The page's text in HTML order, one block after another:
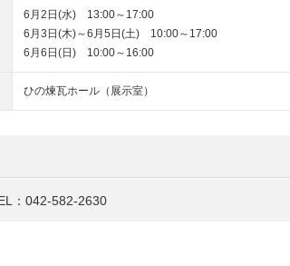
6月2日(水) 13:00～17:00
6月3日(木)～6月5日(土) 10:00～17:00
6月6日(日) 10:00～16:00
ひの煉瓦ホール（展示室）
：042-582-2630